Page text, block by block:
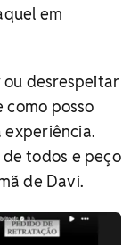
em
ou desrespeitar
como posso
todos e peço
de Davi.